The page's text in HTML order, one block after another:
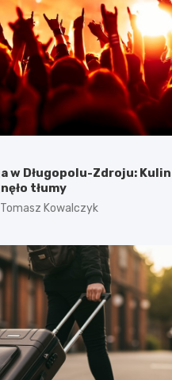
w Długopolu-Zdroju:
tłumy
Tomasz Kowalczyk